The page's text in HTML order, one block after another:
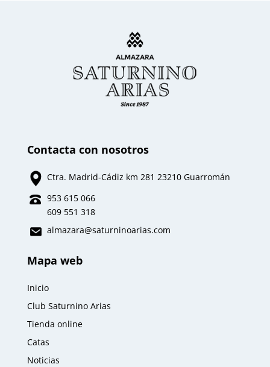
Contacta con nosotros
Ctra. Madrid-Cádiz km 281 23210 Guarromán
953 615 066
609 551 318
almazara@saturninoarias.com
Mapa web
Inicio
Club Saturnino Arias
Tienda online
Catas
Noticias